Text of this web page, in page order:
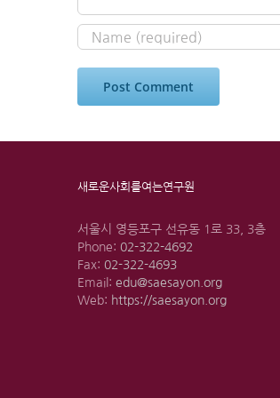
새로운사회를여는연구원
서울시 영등포구 선유동 1로 33, 3층
Phone: 02-322-4692
Fax: 02-322-4693
Email: edu@saesayon.org
Web: https://saesayon.org